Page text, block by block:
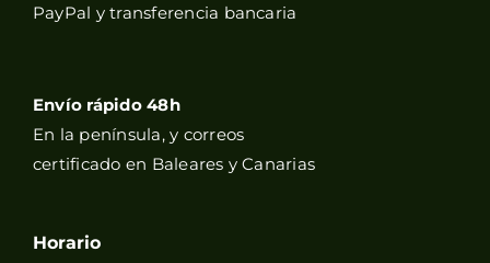
PayPal y transferencia bancaria
Envío rápido 48h
En la península, y correos
certificado en Baleares y Canarias
Horario